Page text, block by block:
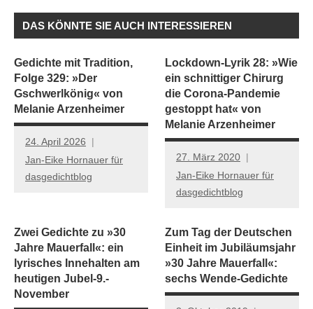
DAS KÖNNTE SIE AUCH INTERESSIEREN
Gedichte mit Tradition,
Folge 329: »Der
Gschwerlkönig« von
Melanie Arzenheimer
24. April 2026
Jan-Eike Hornauer für
dasgedichtblog
Lockdown-Lyrik 28: »Wie
ein schnittiger Chirurg
die Corona-Pandemie
gestoppt hat« von
Melanie Arzenheimer
27. März 2020
Jan-Eike Hornauer für
dasgedichtblog
Zwei Gedichte zu »30
Jahre Mauerfall«: ein
lyrisches Innehalten am
heutigen Jubel-9.-
November
Zum Tag der Deutschen
Einheit im Jubiläumsjahr
»30 Jahre Mauerfall«:
sechs Wende-Gedichte